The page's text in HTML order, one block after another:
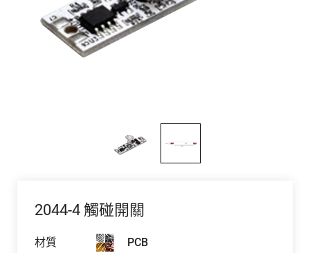
2044-4 觸碰開關
材質 PCB